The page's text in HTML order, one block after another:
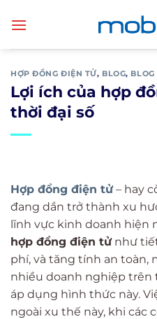
HỢP ĐỒNG ĐIỆN TỬ, BLOG, BLOG
Lợi ích của hợp
thời đại số
Hợp đồng điện tử– hay
đang dần trở thành xu
lĩnh vực kinh doanh hiện
hợp đồng điện tửnhư
phí, và tăng tính an toàn,
nhiều doanh nghiệp trên
áp dụng hình thức này.
ngoài xu thế này, khi các